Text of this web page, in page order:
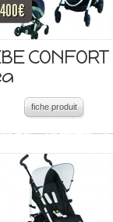
CONFORT
fiche produit